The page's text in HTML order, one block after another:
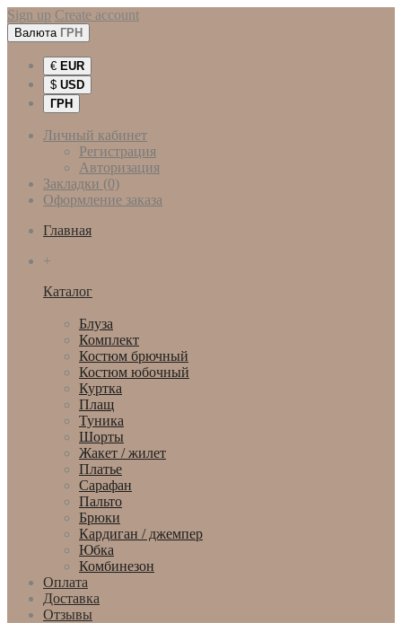
Sign up Create account
Валюта ГРН
€ EUR
$ USD
ГРН
Личный кабинет
Регистрация
Авторизация
Закладки (0)
Оформление заказа
Главная
+
Каталог
Блуза
Комплект
Костюм брючный
Костюм юбочный
Куртка
Плащ
Туника
Шорты
Жакет / жилет
Платье
Сарафан
Пальто
Брюки
Кардиган / джемпер
Юбка
Комбинезон
Оплата
Доставка
Отзывы